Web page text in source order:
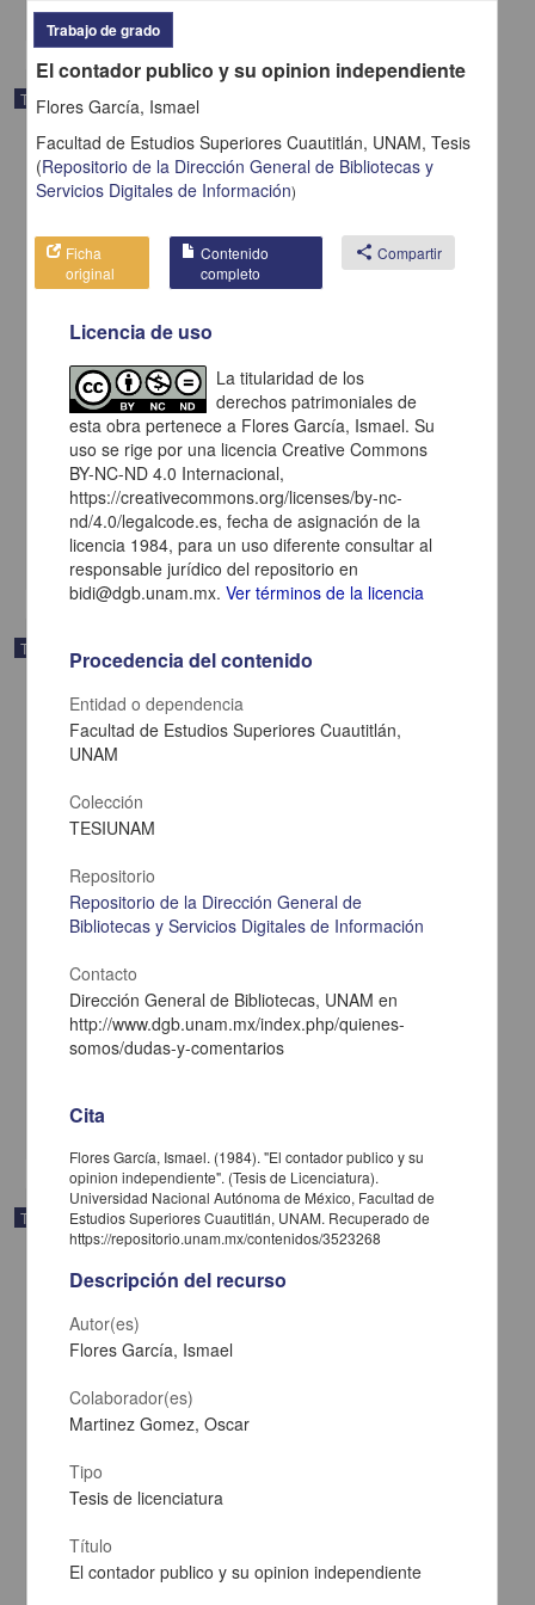
Trabajo de grado
Manual de formulacion de raciones para cerdos
Moreno Ibarra, Ricardo
Medicina y Ciencias de la Salud
Trabajo de grado
Evaluacion de la eficiencia productiva de un rebano caprino (varias
razas) de segundo parto en Jilotepec, Edo. de Mexico
Pineda Sanchez, Edmundo
Trabajo de grado
Alteraciones cardio vasculares observadas en necropsias de
canideos, realizadas en el laboratorio de aptologia de la FES-C de
Trabajo de grado
El contador publico y su opinion independiente
Flores García, Ismael
Facultad de Estudios Superiores Cuautitlán, UNAM, Tesis
(Repositorio de la Dirección General de Bibliotecas y
Servicios Digitales de Información)
Ficha
original
Contenido
completo
share Compartir
Licencia de uso
La titularidad de los
derechos patrimoniales de
esta obra pertenece a Flores García, Ismael. Su
uso se rige por una licencia Creative Commons
BY-NC-ND 4.0 Internacional,
https://creativecommons.org/licenses/by-nc-
nd/4.0/legalcode.es, fecha de asignación de la
licencia 1984, para un uso diferente consultar al
responsable jurídico del repositorio en
bidi@dgb.unam.mx.Ver términos de la licencia
Procedencia del contenido
Entidad o dependencia
Facultad de Estudios Superiores Cuautitlán,
UNAM
Colección
TESIUNAM
Repositorio
Repositorio de la Dirección General de
Bibliotecas y Servicios Digitales de Información
Contacto
Dirección General de Bibliotecas, UNAM en
http://www.dgb.unam.mx/index.php/quienes-
somos/dudas-y-comentarios
Cita
Flores García, Ismael. (1984). "El contador publico y su
opinion independiente". (Tesis de Licenciatura).
Universidad Nacional Autónoma de México, Facultad de
Estudios Superiores Cuautitlán, UNAM. Recuperado de
https://repositorio.unam.mx/contenidos/3523268
Descripción del recurso
Autor(es)
Flores García, Ismael
Colaborador(es)
Martinez Gomez, Oscar
Tipo
Tesis de licenciatura
Título
El contador publico y su opinion independiente